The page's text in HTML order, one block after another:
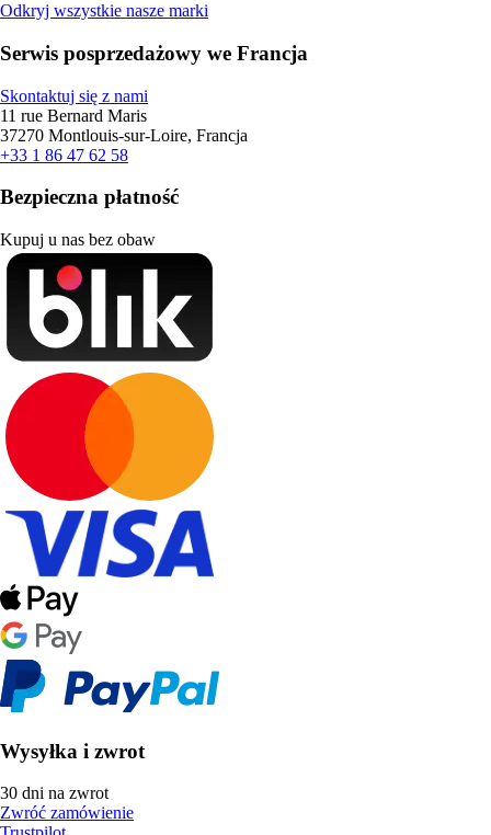
Odkryj wszystkie nasze marki
Serwis posprzedażowy we Francja
Skontaktuj się z nami
11 rue Bernard Maris
37270 Montlouis-sur-Loire, Francja
+33 1 86 47 62 58
Bezpieczna płatność
Kupuj u nas bez obaw
Wysyłka i zwrot
30 dni na zwrot
Zwróć zamówienie